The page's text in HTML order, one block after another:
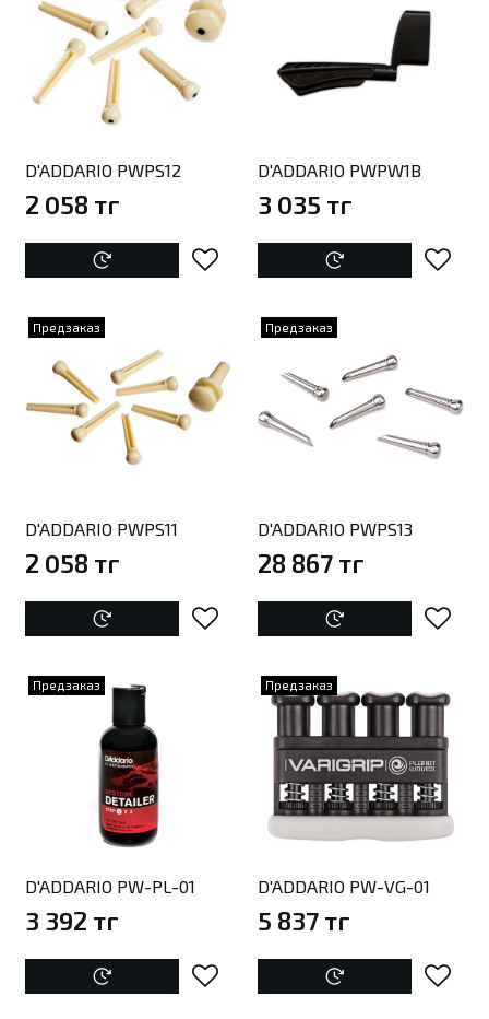
D'ADDARIO PWPS12
2 058 тг
D'ADDARIO PWPW1B
3 035 тг
Предзаказ
D'ADDARIO PWPS11
2 058 тг
Предзаказ
D'ADDARIO PWPS13
28 867 тг
Предзаказ
D'ADDARIO PW-PL-01
3 392 тг
Предзаказ
D'ADDARIO PW-VG-01
5 837 тг